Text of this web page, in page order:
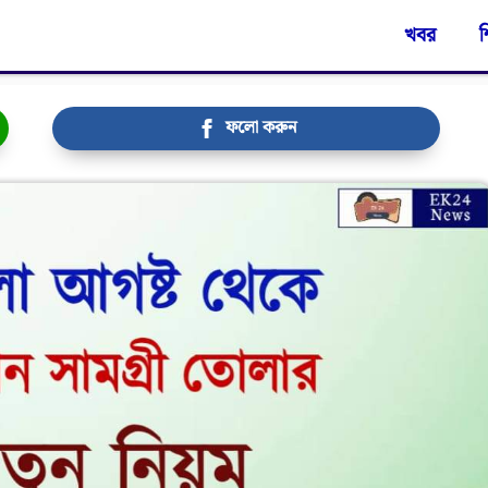
খবর
ফলো করুন